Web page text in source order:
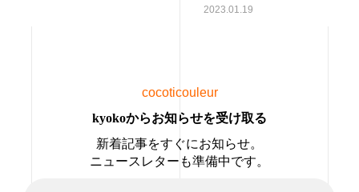
2023.01.19
cocoticouleur
kyokoからお知らせを受け取る
新着記事をすぐにお知らせ。
ニュースレターも準備中です。